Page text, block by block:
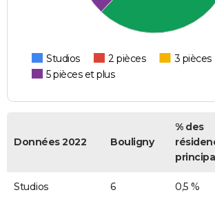
Studios 2 pièces 3 pièces
5 pièces et plus
Données 2022 Bouligny
% des
Studios 6 0,5 %